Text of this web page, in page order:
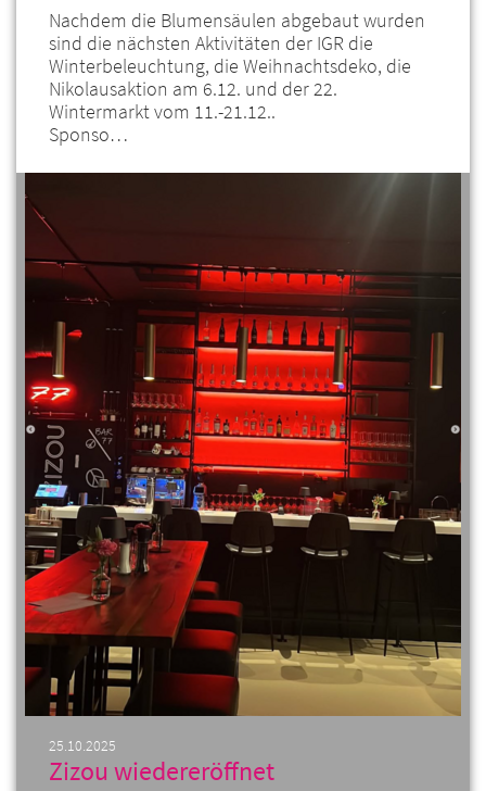
Nachdem die Blumensäulen abgebaut wurden
sind die nächsten Aktivitäten der IGR die
Winterbeleuchtung, die Weihnachtsdeko, die
Nikolausaktion am 6.12. und der 22.
Wintermarkt vom 11.-21.12..
Sponso…
25.10.2025
Zizou wiedereröffnet